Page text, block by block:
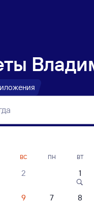
— Яя
ВС
2
9
ПН ВТ
1
7 8